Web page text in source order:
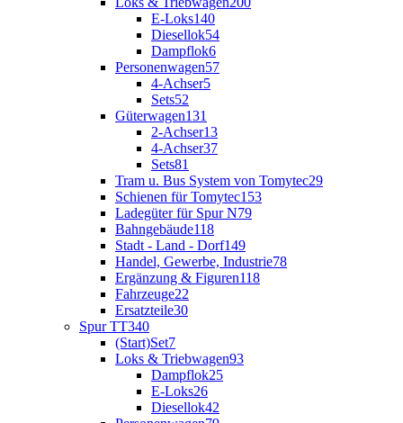
E-Loks140
Diesellok54
Dampflok6
Personenwagen57
4-Achser5
Sets52
Güterwagen131
2-Achser13
4-Achser37
Sets81
Tram u. Bus System von Tomytec29
Schienen für Tomytec153
Ladegüter für Spur N79
Bahngebäude118
Stadt - Land - Dorf149
Handel, Gewerbe, Industrie78
Ergänzung & Figuren118
Fahrzeuge22
Ersatzteile30
Spur TT340
(Start)Set7
Loks & Triebwagen93
Dampflok25
E-Loks26
Diesellok42